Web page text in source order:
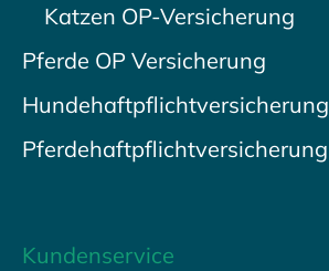
Katzen OP-Versicherung
Pferde OP Versicherung
Hundehaftpflichtversicherung
Pferdehaftpflichtversicherung
Kundenservice